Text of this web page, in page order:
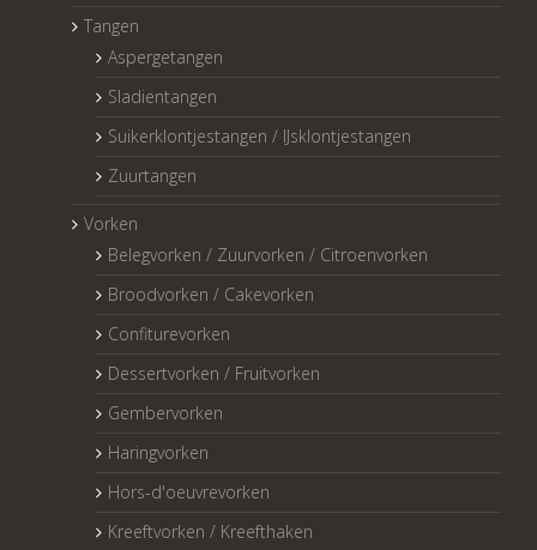
Tangen
Aspergetangen
Sladientangen
Suikerklontjestangen / IJsklontjestangen
Zuurtangen
Vorken
Belegvorken / Zuurvorken / Citroenvorken
Broodvorken / Cakevorken
Confiturevorken
Dessertvorken / Fruitvorken
Gembervorken
Haringvorken
Hors-d'oeuvrevorken
Kreeftvorken / Kreefthaken